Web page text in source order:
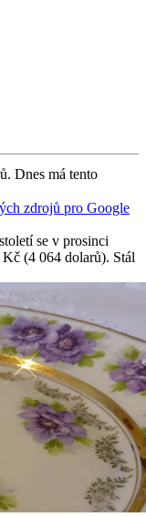
Dnes má tento
zdrojů pro Google
se v prosinci
(4 064 dolarů). Stál